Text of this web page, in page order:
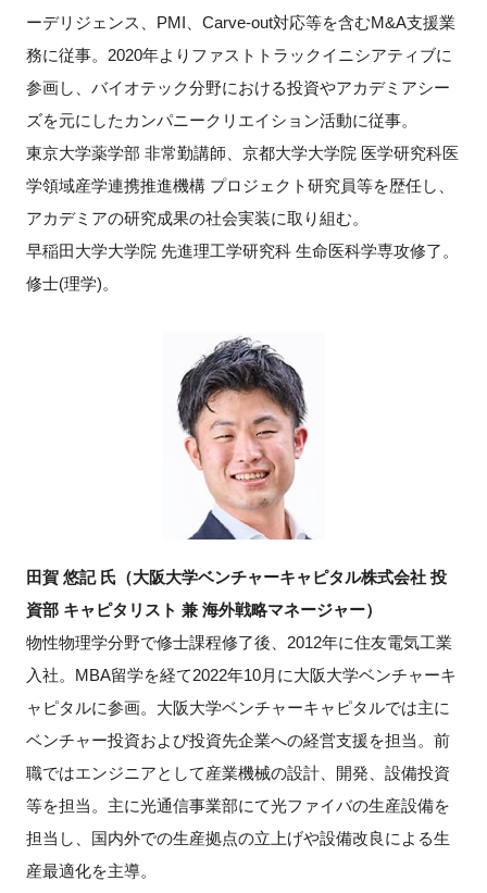
ーデリジェンス、PMI、Carve-out対応等を含むM&A支援業
務に従事。2020年よりファストトラックイニシアティブに
参画し、バイオテック分野における投資やアカデミアシー
ズを元にしたカンパニークリエイション活動に従事。
東京大学薬学部 非常勤講師、京都大学大学院 医学研究科医
学領域産学連携推進機構 プロジェクト研究員等を歴任し、
アカデミアの研究成果の社会実装に取り組む。
早稲田大学大学院 先進理工学研究科 生命医科学専攻修了。
修士(理学)。
田賀 悠記 氏（大阪大学ベンチャーキャピタル株式会社 投
資部 キャピタリスト 兼 海外戦略マネージャー）
物性物理学分野で修士課程修了後、2012年に住友電気工業
入社。MBA留学を経て2022年10月に大阪大学ベンチャーキ
ャピタルに参画。大阪大学ベンチャーキャピタルでは主に
ベンチャー投資および投資先企業への経営支援を担当。前
職ではエンジニアとして産業機械の設計、開発、設備投資
等を担当。主に光通信事業部にて光ファイバの生産設備を
担当し、国内外での生産拠点の立上げや設備改良による生
産最適化を主導。